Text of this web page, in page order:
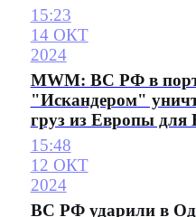
15:23
14 ОКТ
2024
MWM: ВС РФ в
"Искандером"
груз из Европы
15:48
12 ОКТ
2024
ВС РФ ударили в